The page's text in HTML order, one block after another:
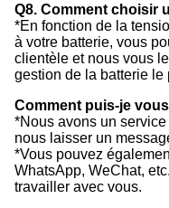
Q8. Comment choisir
*En fonction de la
à votre batterie, vous
clientèle et nous vous
gestion de la batterie le
Comment puis-je
*Nous avons un
nous laisser un
*Vous pouvez
WhatsApp, WeChat,
travailler avec vous.